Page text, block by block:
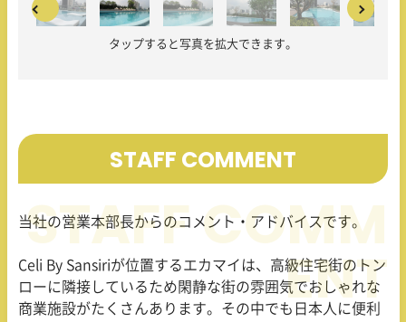
タップすると写真を拡大できます。
STAFF COMMENT
当社の営業本部長からのコメント・アドバイスです。
Celi By Sansiriが位置するエカマイは、高級住宅街のトン
ローに隣接しているため閑静な街の雰囲気でおしゃれな
商業施設がたくさんあります。その中でも日本人に便利